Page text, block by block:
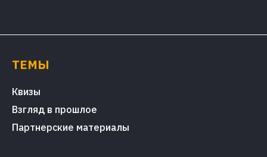
ТЕМЫ
Квизы
Взгляд в прошлое
Партнерские материалы